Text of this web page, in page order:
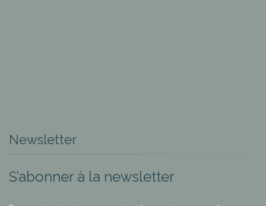
Newsletter
S’abonner à la newsletter